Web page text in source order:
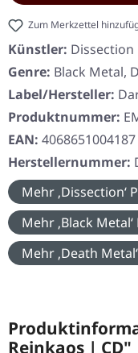
Zum Merkzettel
Künstler: Dissection
Genre: Black Metal,
Label/Hersteller:
Produktnummer:
EAN: 4068651004187
Herstellernummer:
Mehr ‚Dissection‘
Mehr ‚Black
Mehr ‚Death
Reinkaos | CD"